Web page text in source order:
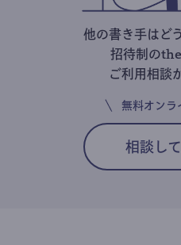
他の書き手はど
招待制の
ご利用相談
無料オン
相談し